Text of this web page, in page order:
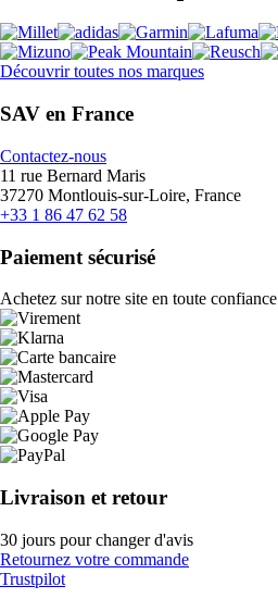
Découvrir toutes nos marques
SAV en France
Contactez-nous
11 rue Bernard Maris
37270 Montlouis-sur-Loire, France
+33 1 86 47 62 58
Paiement sécurisé
Achetez sur notre site en toute confiance
Livraison et retour
30 jours pour changer d'avis
Retournez votre commande
Trustpilot